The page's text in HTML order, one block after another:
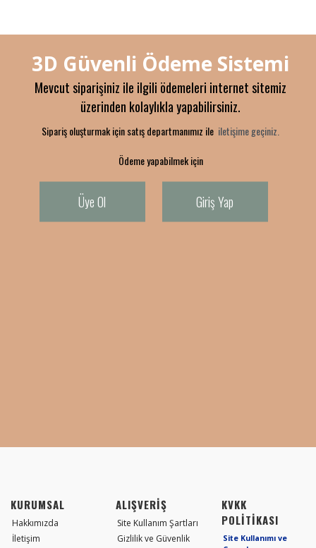
3D Güvenli Ödeme Sistemi
Mevcut siparişiniz ile ilgili ödemeleri internet sitemiz
üzerinden kolaylıkla yapabilirsiniz.
Sipariş oluşturmak için satış departmanımız ile iletişime geçiniz.
Ödeme yapabilmek için
Üye Ol Giriş Yap
KURUMSAL
Hakkımızda
İletişim
ALIŞVERİŞ
Site Kullanım Şartları
Gizlilik ve Güvenlik
KVKK
POLİTİKASI
Site Kullanımı ve